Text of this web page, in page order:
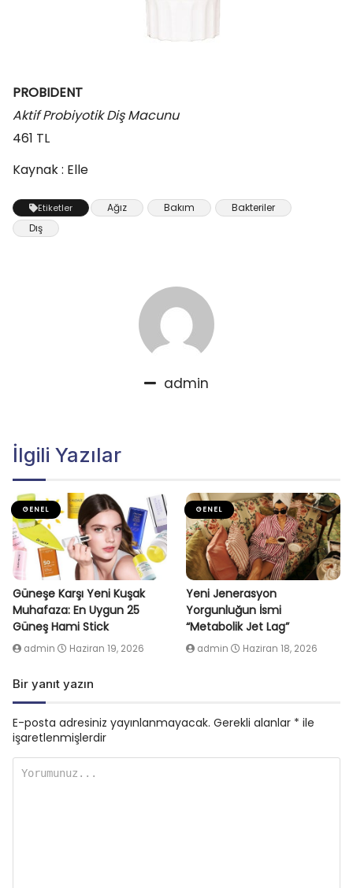
PROBIDENT
Aktif Probiyotik Diş Macunu
461 TL
Kaynak : Elle
Etiketler Ağız Bakım
Bakteriler
Dış
admin
İlgili Yazılar
GENEL
Güneşe Karşı Yeni Kuşak
Muhafaza: En Uygun 25
Güneş Hami Stick
admin Haziran 19, 2026
GENEL
Yeni Jenerasyon
Yorgunluğun İsmi
“Metabolik Jet Lag”
admin Haziran 18, 2026
Bir yanıt yazın
E-posta adresiniz yayınlanmayacak. Gerekli alanlar * ile
işaretlenmişlerdir